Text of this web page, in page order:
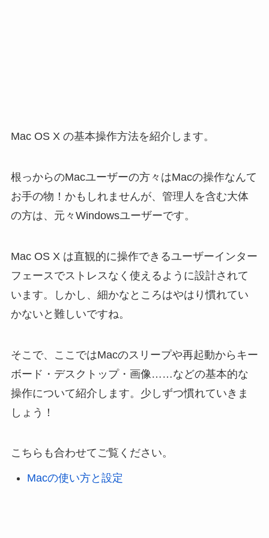
Mac OS X の基本操作方法を紹介します。
根っからのMacユーザーの方々はMacの操作なんて
お手の物！かもしれませんが、管理人を含む大体
の方は、元々Windowsユーザーです。
Mac OS X は直観的に操作できるユーザーインター
フェースでストレスなく使えるように設計されて
います。しかし、細かなところはやはり慣れてい
かないと難しいですね。
そこで、ここではMacのスリープや再起動からキー
ボード・デスクトップ・画像……などの基本的な
操作について紹介します。少しずつ慣れていきま
しょう！
こちらも合わせてご覧ください。
Macの使い方と設定